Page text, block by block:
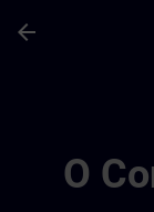
arrow_back
O